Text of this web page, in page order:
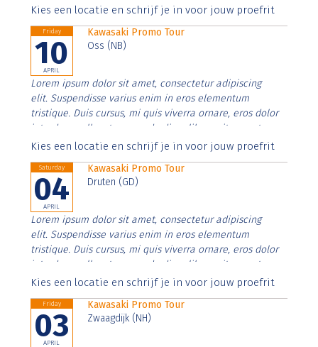
Aenean faucibus nibh et justo cursus id rutrum lorem
Kies een locatie en schrijf je in voor jouw proefrit
Friday
10
APRIL
Kawasaki Promo Tour
Oss (NB)
Lorem ipsum dolor sit amet, consectetur adipiscing
elit. Suspendisse varius enim in eros elementum
tristique. Duis cursus, mi quis viverra ornare, eros dolor
interdum nulla, ut commodo diam libero vitae erat.
Aenean faucibus nibh et justo cursus id rutrum lorem
Kies een locatie en schrijf je in voor jouw proefrit
Saturday
04
APRIL
Kawasaki Promo Tour
Druten (GD)
Lorem ipsum dolor sit amet, consectetur adipiscing
elit. Suspendisse varius enim in eros elementum
tristique. Duis cursus, mi quis viverra ornare, eros dolor
interdum nulla, ut commodo diam libero vitae erat.
Aenean faucibus nibh et justo cursus id rutrum lorem
Kies een locatie en schrijf je in voor jouw proefrit
Friday
03
APRIL
Kawasaki Promo Tour
Zwaagdijk (NH)